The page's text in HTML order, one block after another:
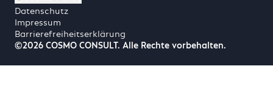
Datenschutz
Impressum
Barrierefreiheitserklärung
©2026 COSMO CONSULT. Alle Rechte vorbehalten.